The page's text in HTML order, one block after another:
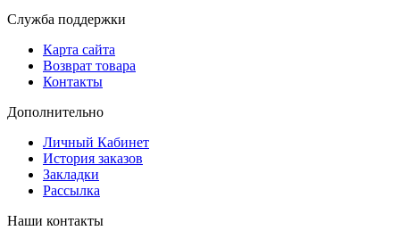
Служба поддержки
Карта сайта
Возврат товара
Контакты
Дополнительно
Личный Кабинет
История заказов
Закладки
Рассылка
Наши контакты